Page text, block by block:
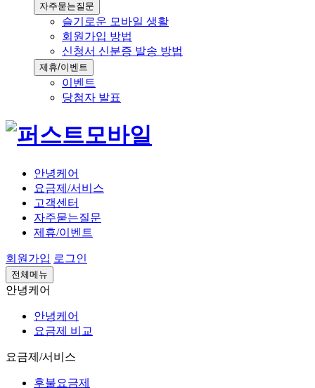
자주묻는질문
슬기로운 모바일 생활
회원가입 방법
신청서 신분증 발송 방법
제휴/이벤트
이벤트
당첨자 발표
안녕케어
요금제/서비스
고객센터
자주묻는질문
제휴/이벤트
회원가입 로그인
전체메뉴
안녕케어
안녕케어
요금제 비교
요금제/서비스
후불요금제